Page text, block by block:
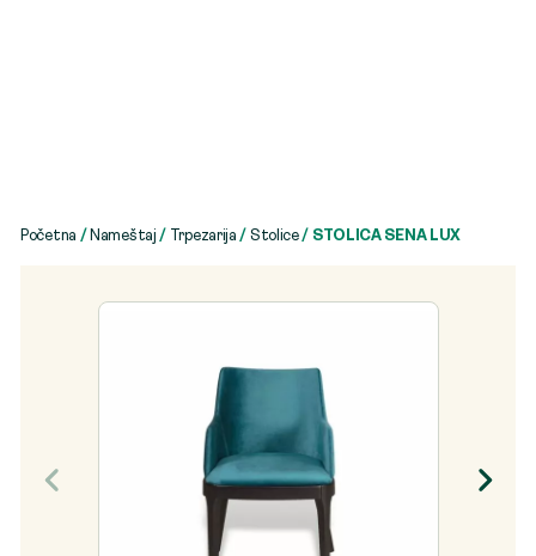
Početna / Nameštaj / Trpezarija / Stolice/ STOLICA SENA LUX